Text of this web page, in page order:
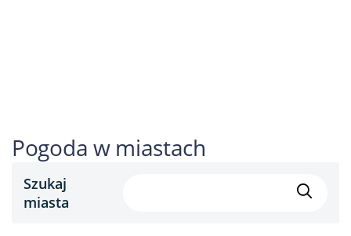
Pogoda w miastach
Szukaj
miasta